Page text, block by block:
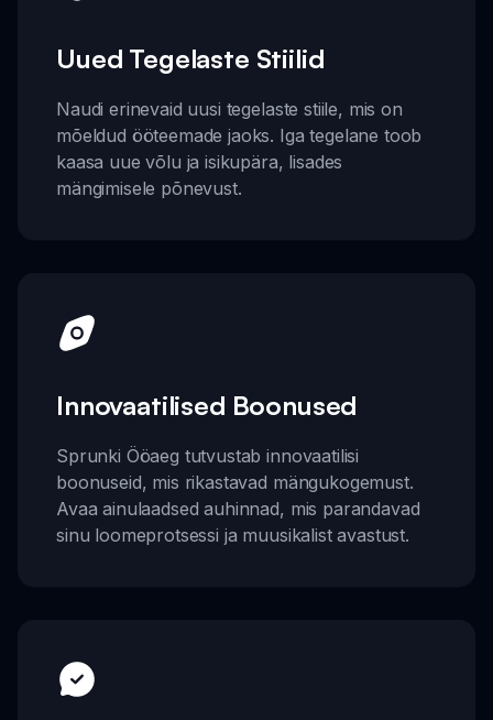
Uued Tegelaste Stiilid
Naudi erinevaid uusi tegelaste stiile, mis on
mõeldud ööteemade jaoks. Iga tegelane toob
kaasa uue võlu ja isikupära, lisades
mängimisele põnevust.
Innovaatilised Boonused
Sprunki Ööaeg tutvustab innovaatilisi
boonuseid, mis rikastavad mängukogemust.
Avaa ainulaadsed auhinnad, mis parandavad
sinu loomeprotsessi ja muusikalist avastust.